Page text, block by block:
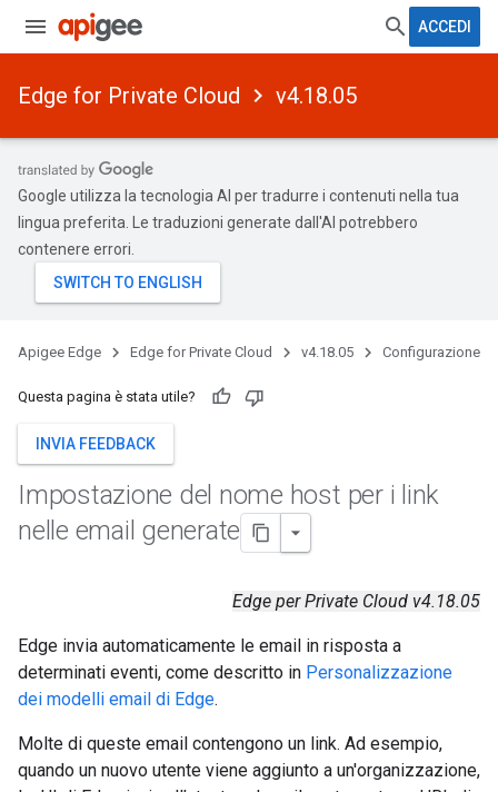
ACCEDI
Edge for Private Cloud v4.18.05
Google utilizza la tecnologia AI per tradurre i contenuti nella tua
lingua preferita. Le traduzioni generate dall'AI potrebbero
contenere errori.
Apigee Edge Edge for Private Cloud v4.18.05 Configurazione
Questa pagina è stata utile?
INVIA FEEDBACK
Impostazione del nome host per i link
nelle email generate
Edge per Private Cloud v4.18.05
Edge invia automaticamente le email in risposta a
determinati eventi, come descritto in Personalizzazione
dei modelli email di Edge.
Molte di queste email contengono un link. Ad esempio,
quando un nuovo utente viene aggiunto a un'organizzazione,